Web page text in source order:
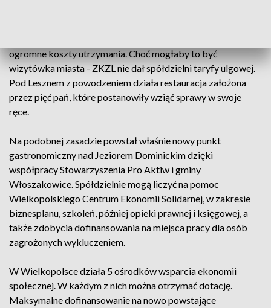
ogromne koszty utrzymania. Choć mogłaby to być
wizytówka miasta - ZKZL nie dał spółdzielni taryfy ulgowej.
Pod Lesznem z powodzeniem działa restauracja założona
przez pięć pań, które postanowiły wziąć sprawy w swoje
ręce.
Na podobnej zasadzie powstał właśnie nowy punkt
gastronomiczny nad Jeziorem Dominickim dzięki
współpracy Stowarzyszenia Pro Aktiw i gminy
Włoszakowice. Spółdzielnie mogą liczyć na pomoc
Wielkopolskiego Centrum Ekonomii Solidarnej, w zakresie
biznesplanu, szkoleń, później opieki prawnej i księgowej, a
także zdobycia dofinansowania na miejsca pracy dla osób
zagrożonych wykluczeniem.
W Wielkopolsce działa 5 ośrodków wsparcia ekonomii
społecznej. W każdym z nich można otrzymać dotację.
Maksymalne dofinansowanie na nowo powstające